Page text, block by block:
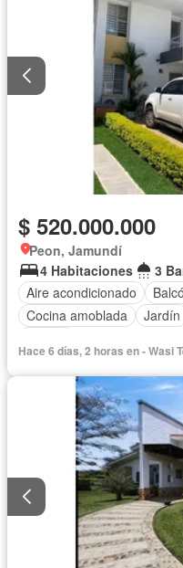
$ 520.000.000
Peon, Jamundí
4 Habitaciones
3
Aire acondicionado
Cocina amoblada
Jardín
Hace 6 días, 2 horas en - Wasi